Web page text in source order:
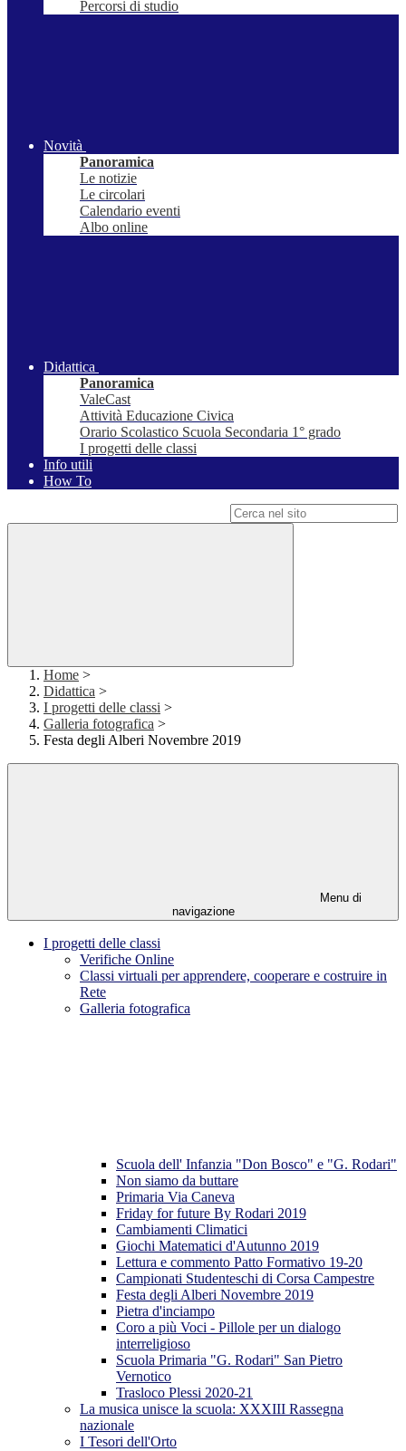
Percorsi di studio
Novità
Panoramica
Le notizie
Le circolari
Calendario eventi
Albo online
Didattica
Panoramica
ValeCast
Attività Educazione Civica
Orario Scolastico Scuola Secondaria 1° grado
I progetti delle classi
Info utili
How To
Home >
Didattica >
I progetti delle classi >
Galleria fotografica >
Festa degli Alberi Novembre 2019
Menu di
navigazione
I progetti delle classi
Verifiche Online
Classi virtuali per apprendere, cooperare e costruire in
Rete
Galleria fotografica
Scuola dell' Infanzia "Don Bosco" e "G. Rodari"
Non siamo da buttare
Primaria Via Caneva
Friday for future By Rodari 2019
Cambiamenti Climatici
Giochi Matematici d'Autunno 2019
Lettura e commento Patto Formativo 19-20
Campionati Studenteschi di Corsa Campestre
Festa degli Alberi Novembre 2019
Pietra d'inciampo
Coro a più Voci - Pillole per un dialogo
interreligioso
Scuola Primaria "G. Rodari" San Pietro
Vernotico
Trasloco Plessi 2020-21
La musica unisce la scuola: XXXIII Rassegna
nazionale
I Tesori dell'Orto